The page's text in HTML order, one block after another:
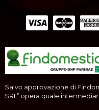
Salvo approvazione di
SRL” opera quale